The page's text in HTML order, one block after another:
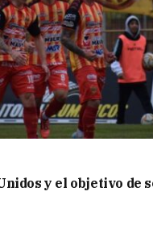
y el objetivo de